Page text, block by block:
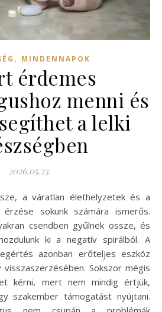
, MINDENNAPOK
érdemes
menni és
a lelki
2026.05.23.
érzése sokunk számára ismerős.
csendben gyűlnek össze, és
ki a negatív spirálból. A
azonban erőteljes eszköz
Sokszor mégis
kérni, mert nem mindig értjük,
szakember támogatást nyújtani.